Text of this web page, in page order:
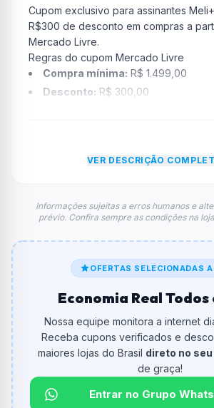
Cupom exclusivo para assinantes
R$300 de desconto em compras a
Mercado Livre.
Regras do cupom Mercado Livre
Compra mínima: R$ 1.499,00
Desconto: R$ 300,00
Na prática, a empresaMercado Livre
desconto não aumenta, mesmo em
FAQ – Cupom Mercado Livre
De quanto é o desconto?
O cupom dáR$ 300,00em compras.
Qual é o valor minimo de compra?
O valor minimo de compra é R$
Qual é o desconto máximo?
AtéR$ 300,00por compra.
VER DESCRIÇÃO
Informações sujeitas a erros humanos e
prévio. Confira sempre as condições na
OFERTAS SELECIONADAS A
Economia Real Todos
Nossa equipe monitora a internet
Receba cupons verificados e
maiores lojas do Brasil direto no
de graça!
Entrar no Grupo